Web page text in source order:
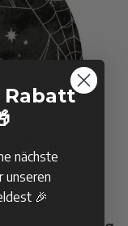
Rabatt
nächste
unseren
🎉